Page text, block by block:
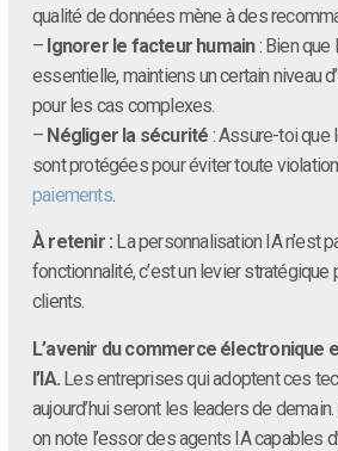
qualité de données mène à des
– Ignorer le facteur humain: Bien que
essentielle, maintiens un certain niveau
pour les cas complexes.
– Négliger la sécurité : Assure-toi que
sont protégées pour éviter toute
paiements.
À retenir : La personnalisation IA n’est
fonctionnalité, c’est un levier
clients.
L’avenir du commerce électronique
l’IA. Les entreprises qui adoptent ces
aujourd’hui seront les leaders de
on note l’essor des agents IA capables